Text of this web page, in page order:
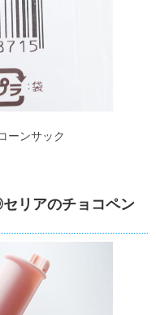
ーンサック
リアのチョコペン